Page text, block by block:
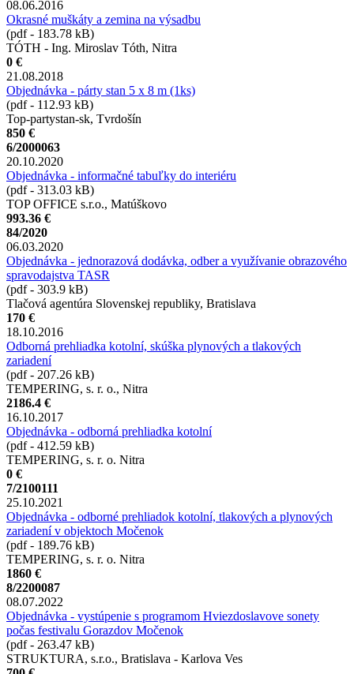
08.06.2016
Okrasné muškáty a zemina na výsadbu
(pdf - 183.78 kB)
TÓTH - Ing. Miroslav Tóth, Nitra
0 €
21.08.2018
Objednávka - párty stan 5 x 8 m (1ks)
(pdf - 112.93 kB)
Top-partystan-sk, Tvrdošín
850 €
6/2000063
20.10.2020
Objednávka - informačné tabuľky do interiéru
(pdf - 313.03 kB)
TOP OFFICE s.r.o., Matúškovo
993.36 €
84/2020
06.03.2020
Objednávka - jednorazová dodávka, odber a využívanie obrazového
spravodajstva TASR
(pdf - 303.9 kB)
Tlačová agentúra Slovenskej republiky, Bratislava
170 €
18.10.2016
Odborná prehliadka kotolní, skúška plynových a tlakových
zariadení
(pdf - 207.26 kB)
TEMPERING, s. r. o., Nitra
2186.4 €
16.10.2017
Objednávka - odborná prehliadka kotolní
(pdf - 412.59 kB)
TEMPERING, s. r. o. Nitra
0 €
7/2100111
25.10.2021
Objednávka - odborné prehliadok kotolní, tlakových a plynových
zariadení v objektoch Močenok
(pdf - 189.76 kB)
TEMPERING, s. r. o. Nitra
1860 €
8/2200087
08.07.2022
Objednávka - vystúpenie s programom Hviezdoslavove sonety
počas festivalu Gorazdov Močenok
(pdf - 263.47 kB)
STRUKTURA, s.r.o., Bratislava - Karlova Ves